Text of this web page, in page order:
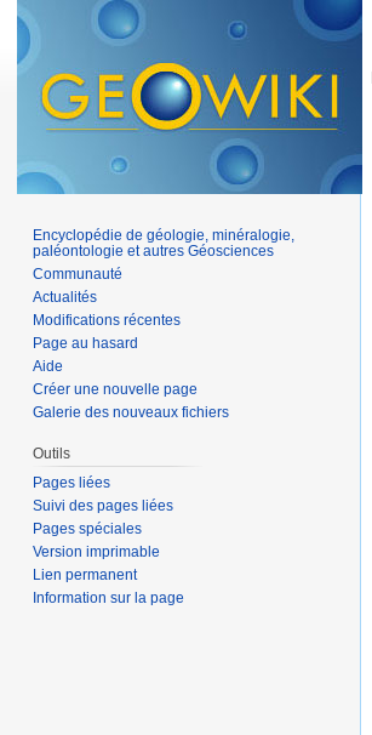
Encyclopédie de géologie, minéralogie,
paléontologie et autres Géosciences
Communauté
Actualités
Modifications récentes
Page au hasard
Aide
Créer une nouvelle page
Galerie des nouveaux fichiers
Outils
Pages liées
Suivi des pages liées
Pages spéciales
Version imprimable
Lien permanent
Information sur la page